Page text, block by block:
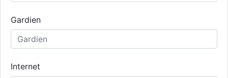
Gardien
Internet